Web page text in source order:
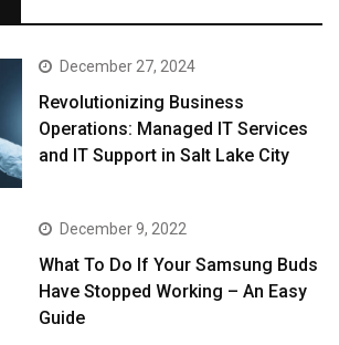
December 27, 2024
Revolutionizing Business
Operations: Managed IT Services
and IT Support in Salt Lake City
December 9, 2022
What To Do If Your Samsung Buds
Have Stopped Working – An Easy
Guide